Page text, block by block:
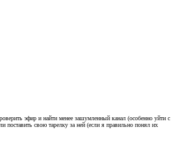
эфир и найти менее зашумленный канал (особенно уйти с
поставить свою тарелку за ней (если я правильно понял их